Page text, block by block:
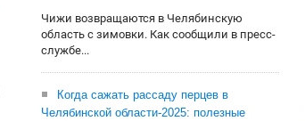
Чижи возвращаются в Челябинскую
область с зимовки. Как сообщили в пресс-
службе...
Когда сажать рассаду перцев в
Челябинской области-2025: полезные